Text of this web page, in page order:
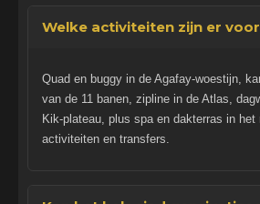
Welke activiteiten zijn er
Quad en buggy in de Agafay-woestijn,
van de 11 banen, zipline in de Atlas,
Kik-plateau, plus spa en dakterras in
activiteiten en transfers.